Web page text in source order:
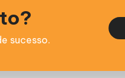
sucesso.